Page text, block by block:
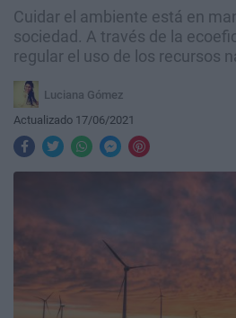
Cuidar el ambiente está en
sociedad. A través de la
regular el uso de los recursos
Luciana Gómez
Actualizado 17/06/2021